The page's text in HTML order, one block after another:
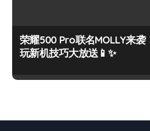
荣耀500 Pro联名MOLLY来袭
玩新机技巧大放送📱✨